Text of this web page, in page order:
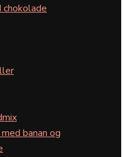
chokolade
banan og